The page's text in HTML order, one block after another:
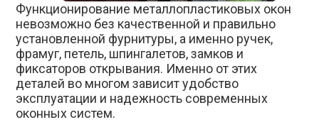
Функционирование металлопластиковых окон
невозможно без качественной и правильно
установленной фурнитуры, а именно ручек,
фрамуг, петель, шпингалетов, замков и
фиксаторов открывания. Именно от этих
деталей во многом зависит удобство
эксплуатации и надежность современных
оконных систем.